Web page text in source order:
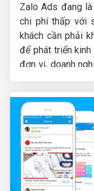
Zalo Ads đang
chi phí thấp với
khách cần phải
để phát triển kinh
đơn vị, doanh